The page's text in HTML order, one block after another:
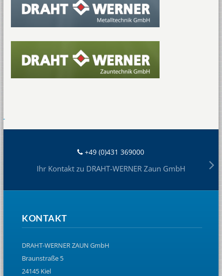
+49 (0)431 369000
Ihr Kontakt zu DRAHT-WERNER Zaun GmbH
KONTAKT
DRAHT-WERNER ZAUN GmbH
Braunstraße 5
24145 Kiel